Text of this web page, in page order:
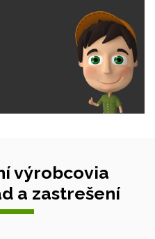
výrobcovia
a zastrešení